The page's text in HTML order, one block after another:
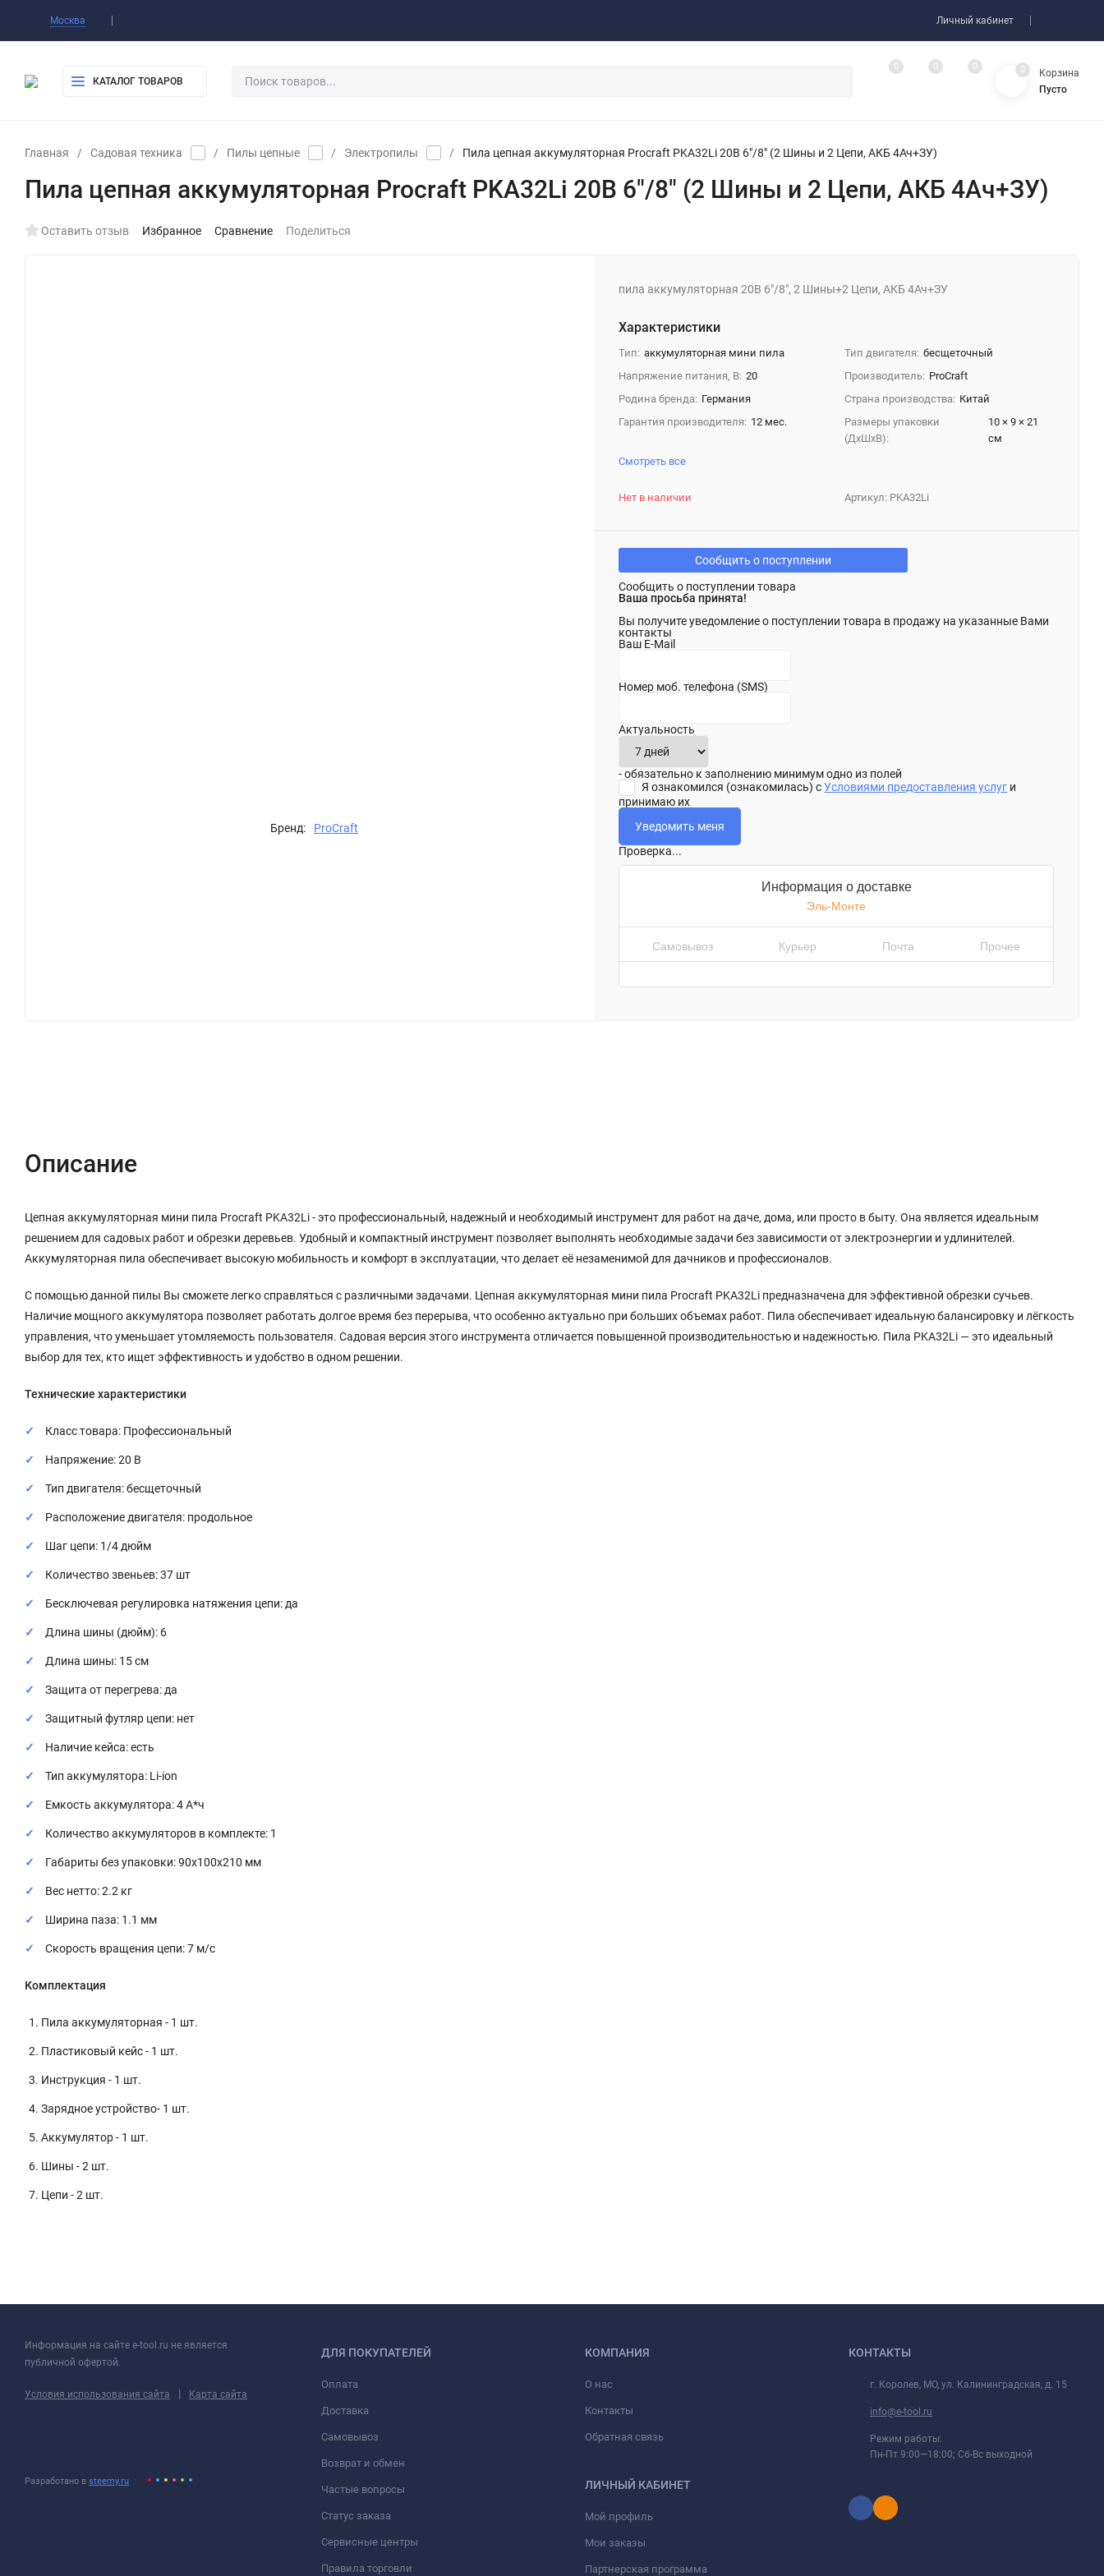
Москва Личный кабинет
КАТАЛОГ ТОВАРОВ
0 0 0 0
Корзина
Пусто
Главная / Садовая техника / Пилы цепные / Электропилы / Пила цепная аккумуляторная Procraft PKA32Li 20В 6"/8" (2 Шины и 2 Цепи, АКБ 4Ач+ЗУ)
Пила цепная аккумуляторная Procraft PKA32Li 20В 6"/8" (2 Шины и 2 Цепи, АКБ 4Ач+ЗУ)
Оставить отзыв Избранное Сравнение Поделиться
Бренд: ProCraft
пила аккумуляторная 20В 6"/8", 2 Шины+2 Цепи, АКБ 4Ач+ЗУ
Характеристики
Тип: аккумуляторная мини пила Тип двигателя: беcщеточный
Напряжение питания, В: 20 Производитель: ProCraft
Родина бренда: Германия Страна производства: Китай
Гарантия производителя: 12 мес.
Размеры упаковки
(ДхШхВ):
10 × 9 × 21
см
Смотреть все
Артикул: PKA32Li
Нет в наличии
Сообщить о поступлении
Сообщить о поступлении товара
Ваша просьба принята!
Вы получите уведомление о поступлении товара в продажу на указанные Вами
контакты
Ваш E-Mail
Номер моб. телефона (SMS)
Актуальность
- обязательно к заполнению минимум одно из полей
Я ознакомился (ознакомилась) сУсловиями предоставления услуг и
принимаю их
Проверка...
Информация о доставке
Эль-Монте
Самовывоз Курьер Почта Прочее
Описание
Цепная аккумуляторная мини пила Procraft PKA32Li - это профессиональный, надежный и необходимый инструмент для работ на даче, дома, или просто в быту. Она является идеальным
решением для садовых работ и обрезки деревьев. Удобный и компактный инструмент позволяет выполнять необходимые задачи без зависимости от электроэнергии и удлинителей.
Аккумуляторная пила обеспечивает высокую мобильность и комфорт в эксплуатации, что делает её незаменимой для дачников и профессионалов.
С помощью данной пилы Вы сможете легко справляться с различными задачами. Цепная аккумуляторная мини пила Procraft PKA32Li предназначена для эффективной обрезки сучьев.
Наличие мощного аккумулятора позволяет работать долгое время без перерыва, что особенно актуально при больших объемах работ. Пила обеспечивает идеальную балансировку и лёгкость
управления, что уменьшает утомляемость пользователя. Садовая версия этого инструмента отличается повышенной производительностью и надежностью. Пила PKA32Li — это идеальный
выбор для тех, кто ищет эффективность и удобство в одном решении.
Технические характеристики
Класс товара: Профессиональный
Напряжение: 20 В
Тип двигателя: бесщеточный
Расположение двигателя: продольное
Шаг цепи: 1/4 дюйм
Количество звеньев: 37 шт
Бесключевая регулировка натяжения цепи: да
Длина шины (дюйм): 6
Длина шины: 15 см
Защита от перегрева: да
Защитный футляр цепи: нет
Наличие кейса: есть
Тип аккумулятора: Li-ion
Емкость аккумулятора: 4 А*ч
Количество аккумуляторов в комплекте: 1
Габариты без упаковки: 90х100х210 мм
Вес нетто: 2.2 кг
Ширина паза: 1.1 мм
Скорость вращения цепи: 7 м/с
Комплектация
Пила аккумуляторная - 1 шт.
Пластиковый кейс - 1 шт.
Инструкция - 1 шт.
Зарядное устройство- 1 шт.
Аккумулятор - 1 шт.
Шины - 2 шт.
Цепи - 2 шт.
Информация на сайте e-tool.ru не является
публичной офертой.
Условия использования сайта | Карта сайта
Разработано в steemy.ru
ДЛЯ ПОКУПАТЕЛЕЙ
Оплата
Доставка
Самовывоз
Возврат и обмен
Частые вопросы
Статус заказа
Сервисные центры
Правила торговли
КОМПАНИЯ
О нас
Контакты
Обратная связь
ЛИЧНЫЙ КАБИНЕТ
Мой профиль
Мои заказы
Партнерская программа
КОНТАКТЫ
г. Королев, МО, ул. Калининградская, д. 15
info@e-tool.ru
Режим работы:
Пн-Пт 9:00—18:00; Сб-Вс выходной